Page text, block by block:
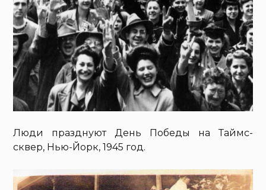
Люди празднуют День Победы на Таймс-
сквер, Нью-Йорк, 1945 год.